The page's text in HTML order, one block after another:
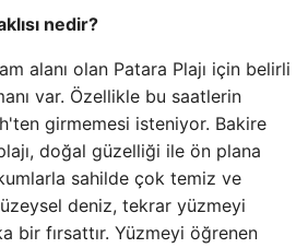
nedir?
alanı olan Patara Plajı için belirli
var. Özellikle bu saatlerin
girmemesi isteniyor. Bakire
doğal güzelliği ile ön plana
sahilde çok temiz ve
deniz, tekrar yüzmeyi
bir fırsattır. Yüzmeyi öğrenen